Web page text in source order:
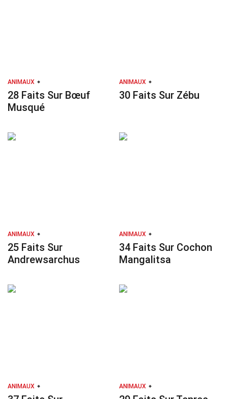
ANIMAUX
28 Faits Sur Bœuf
Musqué
ANIMAUX
30 Faits Sur Zébu
ANIMAUX
25 Faits Sur
Andrewsarchus
ANIMAUX
34 Faits Sur Cochon
Mangalitsa
ANIMAUX ANIMAUX